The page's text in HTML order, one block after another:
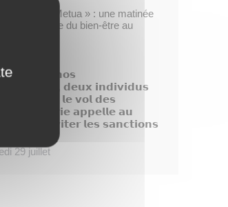
« Taofe Metua » : une matinée
sous le signe du bien-être au
𝗱𝗲 𝗻𝗼𝘀
𝗱𝗲𝘂𝘅 𝗶𝗻𝗱𝗶𝘃𝗶𝗱𝘂𝘀
𝗮𝗽𝗿é𝘀 𝗹𝗲 𝘃𝗼𝗹 𝗱𝗲𝘀
𝗹𝗮 𝗺𝗮𝗶𝗿𝗶𝗲 𝗮𝗽𝗽𝗲𝗹𝗹𝗲 𝗮𝘂
𝗽𝗼𝘂𝗿 é𝘃𝗶𝘁𝗲𝗿 𝗹𝗲𝘀 𝘀𝗮𝗻𝗰𝘁𝗶𝗼𝗻𝘀
29 juillet